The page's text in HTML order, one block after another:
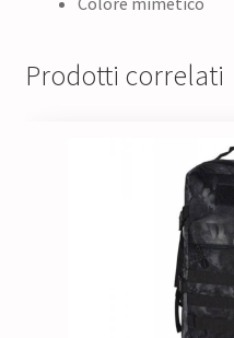
Prodotti correlati